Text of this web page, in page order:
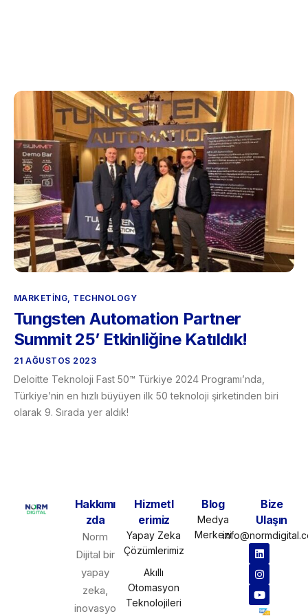
Hakkımızda
Hizmetlerimiz
Blog
İletişim
MARKETING TECHNOLOGY
Tungsten Automation Partner
Summit 25’ Etkinliğine Katıldık!
21 AĞUSTOS 2023
Deloitte Teknoloji Fast 50™ Türkiye 2024 Programı’nda,
Türkiye’nin en hızlı büyüyen ilk 50 teknoloji şirketinden biri
olarak 9. Sırada yer aldık!
Hakkımı
zda
Norm
Dijital bir
yapay
zeka,
inovasyo
Hizmetl
erimiz
Yapay Zeka
Çözümlerimiz
Akıllı
Otomasyon
Teknolojileri
Blog
Medya
Merkezi
Bize
Ulaşın